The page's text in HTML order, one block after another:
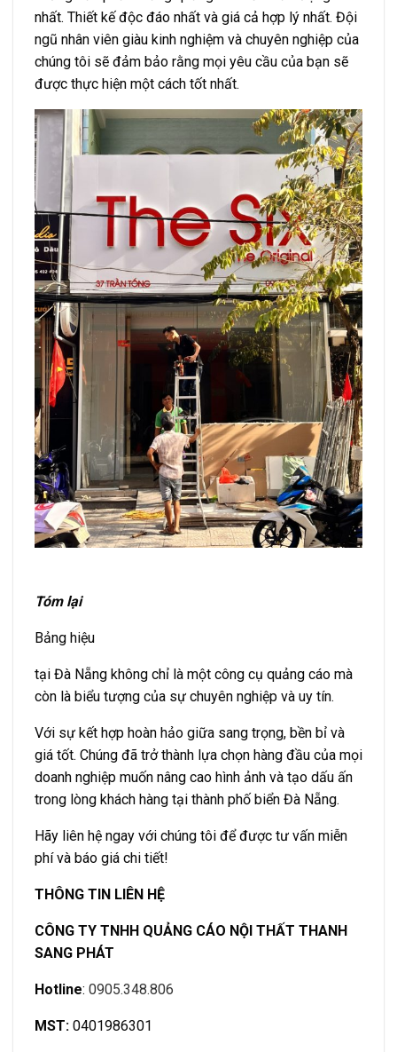
nhất. Thiết kế độc đáo nhất và giá cả hợp lý nhất. Đội
ngũ nhân viên giàu kinh nghiệm và chuyên nghiệp của
chúng tôi sẽ đảm bảo rằng mọi yêu cầu của bạn sẽ
được thực hiện một cách tốt nhất.
Tóm lại
Bảng hiệu
tại Đà Nẵng không chỉ là một công cụ quảng cáo mà
còn là biểu tượng của sự chuyên nghiệp và uy tín.
Với sự kết hợp hoàn hảo giữa sang trọng, bền bỉ và
giá tốt. Chúng đã trở thành lựa chọn hàng đầu của mọi
doanh nghiệp muốn nâng cao hình ảnh và tạo dấu ấn
trong lòng khách hàng tại thành phố biển Đà Nẵng.
Hãy liên hệ ngay với chúng tôi để được tư vấn miễn
phí và báo giá chi tiết!
THÔNG TIN LIÊN HỆ
CÔNG TY TNHH QUẢNG CÁO NỘI THẤT THANH
SANG PHÁT
Hotline: 0905.348.806
MST: 0401986301